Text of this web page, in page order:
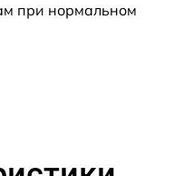
при нормальном